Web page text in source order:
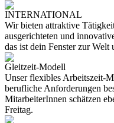
INTERNATIONAL
Wir bieten attraktive
ausgerichteten und
das ist dein Fenster zur
Gleitzeit-Modell
Unser flexibles Arbeitszeit-
berufliche Anforderungen
MitarbeiterInnen schätzen
Freitag.